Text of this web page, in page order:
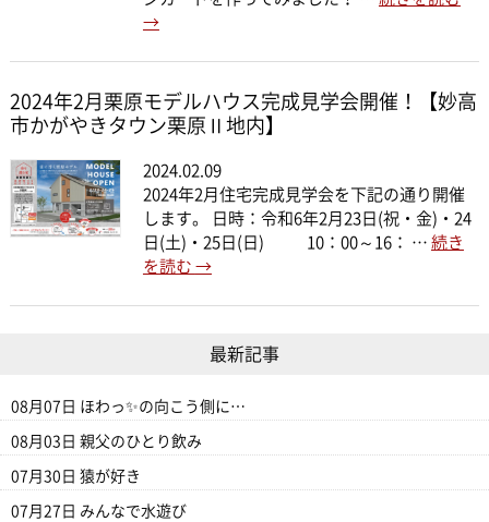
→
2024年2月栗原モデルハウス完成見学会開催！【妙高
市かがやきタウン栗原Ⅱ地内】
2024.02.09
2024年2月住宅完成見学会を下記の通り開催
します。 日時：令和6年2月23日(祝・金)・24
日(土)・25日(日) 10：00～16： … 続き
を読む →
最新記事
08月07日 ほわっ✨の向こう側に…
08月03日 親父のひとり飲み
07月30日 猿が好き
07月27日 みんなで水遊び